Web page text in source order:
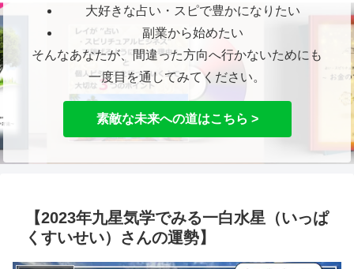
大好きな占い・スピで豊かになりたい
副業から始めたい
そんなあなたが、間違った方向へ行かないためにも
一度目を通してみてください。
素敵な未来への道はこちら >
【2023年九星気学でみる一白水星（いっぱ
くすいせい）さんの運勢】